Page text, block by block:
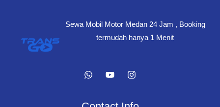
Sewa Mobil Motor Medan 24 Jam , Booking
termudah hanya 1 Menit